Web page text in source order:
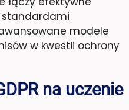
standardami
modele
w kwestii ochrony
na uczenie